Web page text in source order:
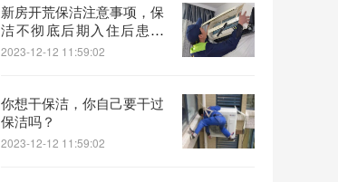
新房开荒保洁注意事项，保
洁不彻底后期入住后患无
穷！
2023-12-12 11:59:02
你想干保洁，你自己要干过
保洁吗？
2023-12-12 11:59:02